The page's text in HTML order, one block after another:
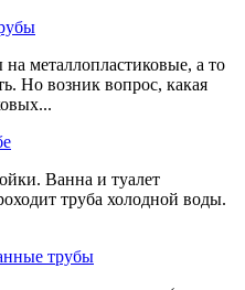
металлопластиковые, а то
Но возник вопрос, какая
Ванна и туалет
труба холодной воды.
трубы